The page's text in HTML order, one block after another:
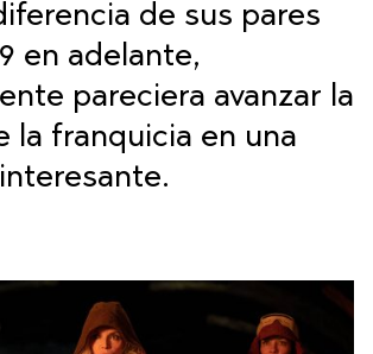
de sus pares
en adelante,
pareciera avanzar la
la franquicia en una